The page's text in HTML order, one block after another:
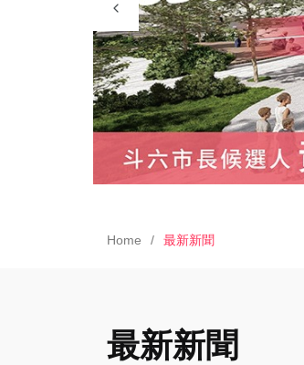
Home 最新新聞
最新新聞